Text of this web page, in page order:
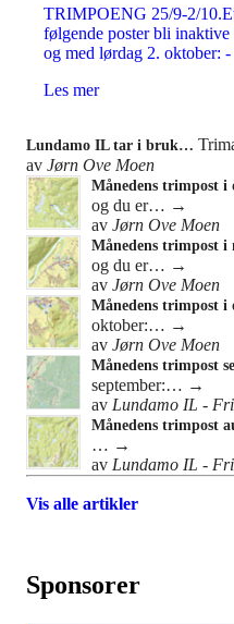
TRIMPOENG 25/9-2/
følgende poster bli
og med lørdag 2. oktober:
Les mer
Lundamo IL tar i bruk…
av Jørn Ove Moen
Månedens trimpost i
og du er… →
av Jørn Ove Moen
Månedens trimpost
og du er… →
av Jørn Ove Moen
Månedens trimpost
oktober:… →
av Jørn Ove Moen
Månedens trimpost
september:… →
av Lundamo IL -
Månedens trimpost
… →
av Lundamo IL -
Vis alle artikler
Sponsorer